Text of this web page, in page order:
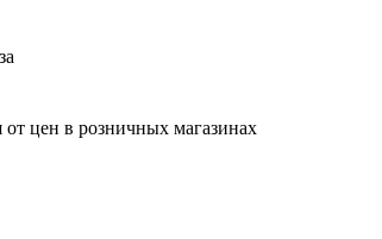
от цен в розничных магазинах